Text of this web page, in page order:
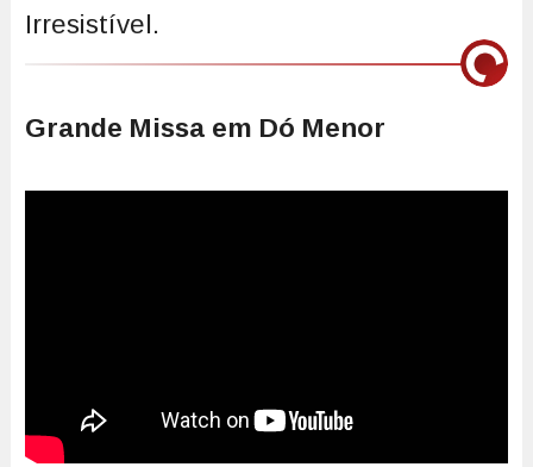
Irresistível.
Grande Missa em Dó Menor